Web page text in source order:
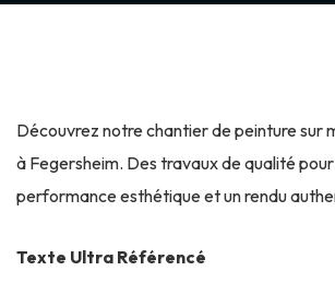
Découvrez notre chantier de peinture sur
à Fegersheim. Des travaux de qualité
performance esthétique et un rendu
Texte Ultra Référencé